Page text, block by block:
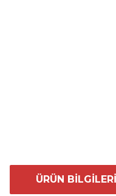
ÜRÜN BİLGİLERİ